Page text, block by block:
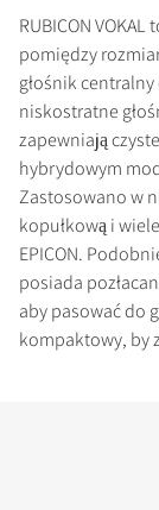
RUBICON
pomiędzy
głośnik
niskostratne
zapewniają
hybrydowym
Zastosowano w
kopułkową i
EPICON.
posiada
aby pasować do
kompaktowy, by